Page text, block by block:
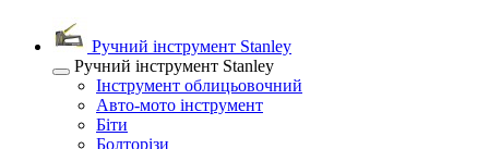
Ручний інструмент Stanley
Ручний інструмент Stanley
Інструмент облицьовочний
Авто-мото інструмент
Біти
Болторізи